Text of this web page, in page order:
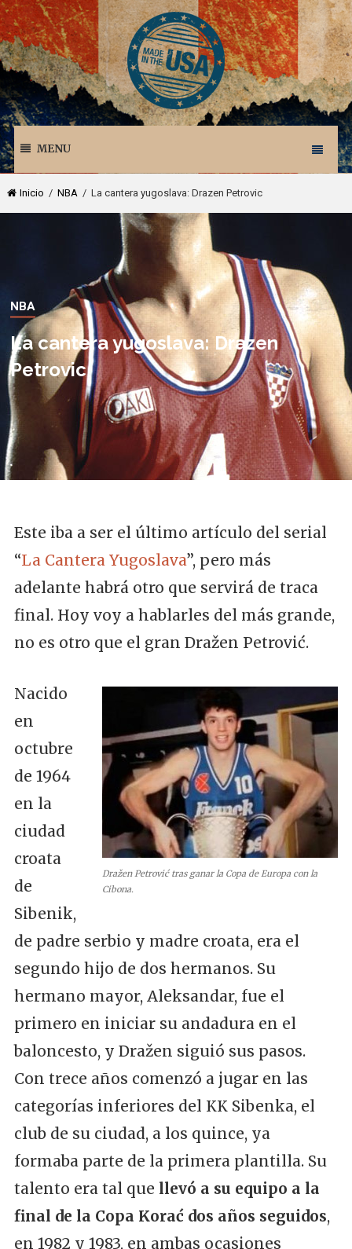
MENU
Inicio / NBA/ La cantera yugoslava: Drazen Petrovic
NBA
La cantera yugoslava: Drazen
Petrovic
Este iba a ser el último artículo del serial
“La Cantera Yugoslava”, pero más
adelante habrá otro que servirá de traca
final. Hoy voy a hablarles del más grande,
no es otro que el gran Dražen Petrović.
Dražen Petrović tras ganar la Copa de Europa con la
Cibona.
Nacido
en
octubre
de 1964
en la
ciudad
croata
de
Sibenik,
de padre serbio y madre croata, era el
segundo hijo de dos hermanos. Su
hermano mayor, Aleksandar, fue el
primero en iniciar su andadura en el
baloncesto, y Dražen siguió sus pasos.
Con trece años comenzó a jugar en las
categorías inferiores del KK Sibenka, el
club de su ciudad, a los quince, ya
formaba parte de la primera plantilla. Su
talento era tal que llevó a su equipo a la
final de la Copa Korać dos años seguidos,
en 1982 y 1983, en ambas ocasiones